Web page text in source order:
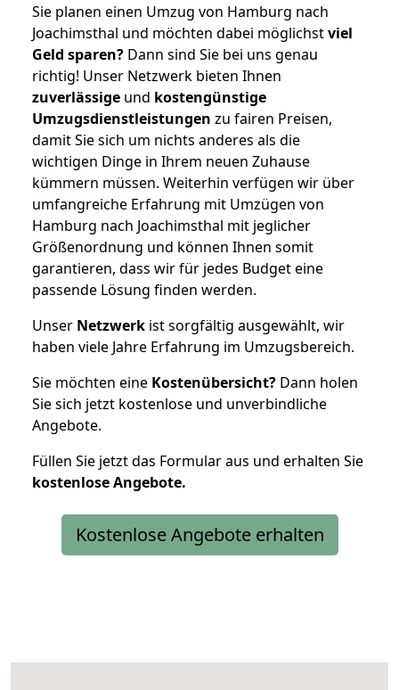
Sie planen einen Umzug von Hamburg nach
Joachimsthal und möchten dabei möglichstviel
Geld sparen? Dann sind Sie bei uns genau
richtig! Unser Netzwerk bieten Ihnen
zuverlässige und kostengünstige
Umzugsdienstleistungen zu fairen Preisen,
damit Sie sich um nichts anderes als die
wichtigen Dinge in Ihrem neuen Zuhause
kümmern müssen. Weiterhin verfügen wir über
umfangreiche Erfahrung mit Umzügen von
Hamburg nach Joachimsthal mit jeglicher
Größenordnung und können Ihnen somit
garantieren, dass wir für jedes Budget eine
passende Lösung finden werden.
Unser Netzwerk ist sorgfältig ausgewählt, wir
haben viele Jahre Erfahrung im Umzugsbereich.
Sie möchten eine Kostenübersicht? Dann holen
Sie sich jetzt kostenlose und unverbindliche
Angebote.
Füllen Sie jetzt das Formular aus und erhalten Sie
kostenloseAngebote.
Kostenlose Angebote erhalten